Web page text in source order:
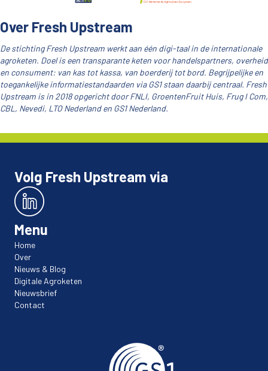
Over Fresh Upstream
De stichting Fresh Upstream werkt aan één digi-taal in de internationale
agroketen. Doel is een transparante keten voor handelspartners, overheid
en consument: van kas tot kassa, van boerderij tot bord. Begrijpelijke en
toegankelijke informatiestandaarden via GS1 staan daarbij centraal. Fresh
Upstream is in 2018 opgericht door FNLI, GroentenFruit Huis, Frug I Com,
CBL, Nevedi, LTO Nederland en GS1 Nederland.
Volg Fresh Upstream via
Menu
Home
Over
Nieuws & Blog
Digitale Agroketen
Nieuwsbrief
Contact